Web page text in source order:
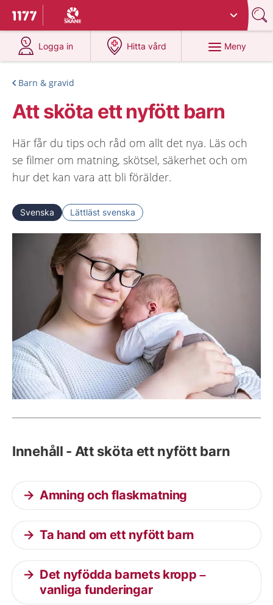
Till startsidan för 1177
Du har valt region
Logga in
på 1177.se
Hitta vård
på 1177.se
Meny
Barn & gravid
Att sköta ett nyfött barn
Här får du tips och råd om allt det nya. Läs och
se filmer om matning, skötsel, säkerhet och om
hur det kan vara att bli förälder.
Svenska Lättläst svenska
Innehåll - Att sköta ett nyfött barn
Amning och flaskmatning
Ta hand om ett nyfött barn
Det nyfödda barnets kropp –
vanliga funderingar